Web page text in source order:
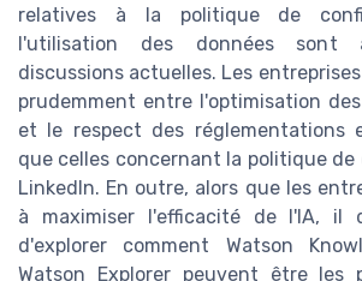
relatives à la politique de
l'utilisation des données
discussions actuelles. Les
prudemment entre l'optimisation
et le respect des réglementations
que celles concernant la politique
LinkedIn. En outre, alors que les
à maximiser l'efficacité de l'IA, il
d'explorer comment Watson
Watson Explorer peuvent être les